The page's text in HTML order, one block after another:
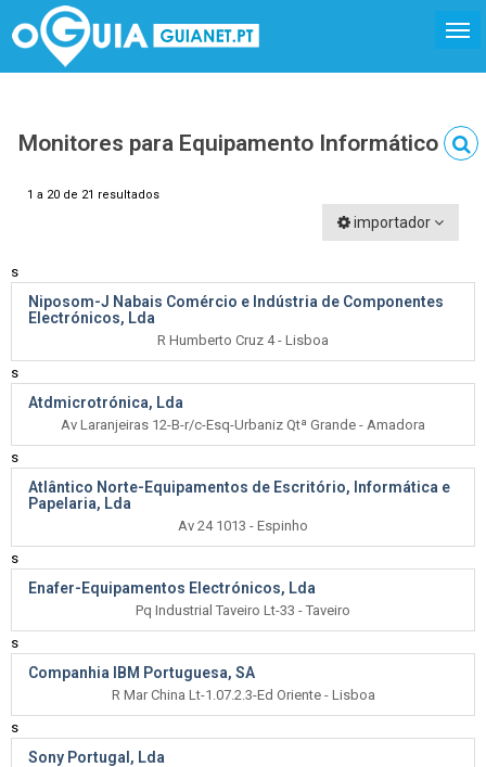
Monitores para Equipamento Informático
1 a 20 de 21 resultados
importador
s
Niposom-J Nabais Comércio e Indústria de Componentes
Electrónicos, Lda
R Humberto Cruz 4 - Lisboa
s
Atdmicrotrónica, Lda
Av Laranjeiras 12-B-r/c-Esq-Urbaniz Qtª Grande - Amadora
s
Atlântico Norte-Equipamentos de Escritório, Informática e
Papelaria, Lda
Av 24 1013 - Espinho
s
Enafer-Equipamentos Electrónicos, Lda
Pq Industrial Taveiro Lt-33 - Taveiro
s
Companhia IBM Portuguesa, SA
R Mar China Lt-1.07.2.3-Ed Oriente - Lisboa
s
Sony Portugal, Lda